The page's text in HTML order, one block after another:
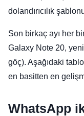
dolandırıcılık
Son birkaç ayı her
Galaxy Note 20,
göç). Aşağıdaki
en basitten en
WhatsApp